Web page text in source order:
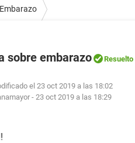
Embarazo
sobre embarazo Resuelto
el 23 oct 2019 a las 18:02
- 23 oct 2019 a las 18:29